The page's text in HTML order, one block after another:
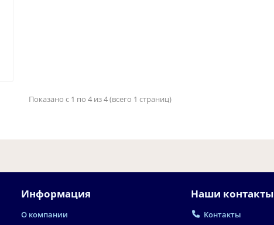
Показано с 1 по 4 из 4 (всего 1 страниц)
Информация
О компании
Наши контакты
Контакты